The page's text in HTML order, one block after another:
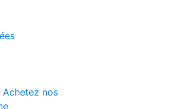
Achetez nos